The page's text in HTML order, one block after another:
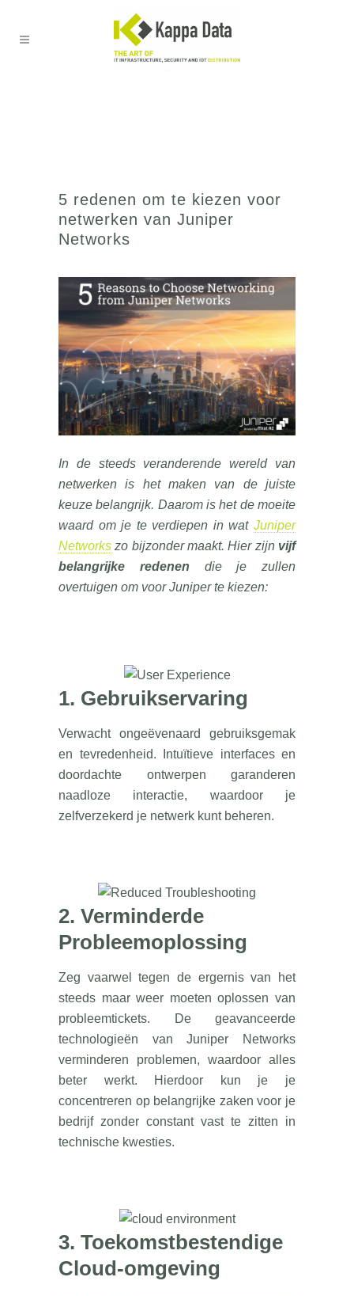
5 redenen om te kiezen voor
netwerken van Juniper
Networks
In de steeds veranderende wereld van
netwerken is het maken van de juiste
keuze belangrijk. Daarom is het de moeite
waard om je te verdiepen in wat Juniper
Networks zo bijzonder maakt. Hier zijn vijf
belangrijke redenen die je zullen
overtuigen om voor Juniper te kiezen:
1. Gebruikservaring
Verwacht ongeëvenaard gebruiksgemak
en tevredenheid. Intuïtieve interfaces en
doordachte ontwerpen garanderen
naadloze interactie, waardoor je
zelfverzekerd je netwerk kunt beheren.
2. Verminderde
Probleemoplossing
Zeg vaarwel tegen de ergernis van het
steeds maar weer moeten oplossen van
probleemtickets. De geavanceerde
technologieën van Juniper Networks
verminderen problemen, waardoor alles
beter werkt. Hierdoor kun je je
concentreren op belangrijke zaken voor je
bedrijf zonder constant vast te zitten in
technische kwesties.
3. Toekomstbestendige
Cloud-omgeving